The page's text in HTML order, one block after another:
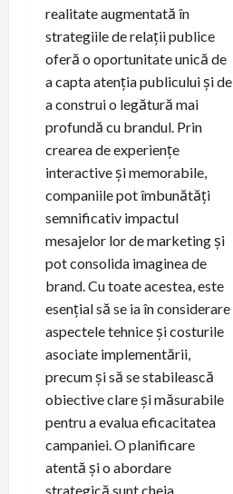
realitate augmentată în
strategiile de relații publice
oferă o oportunitate unică de
a capta atenția publicului și de
a construi o legătură mai
profundă cu brandul. Prin
crearea de experiențe
interactive și memorabile,
companiile pot îmbunătăți
semnificativ impactul
mesajelor lor de marketing și
pot consolida imaginea de
brand. Cu toate acestea, este
esențial să se ia în considerare
aspectele tehnice și costurile
asociate implementării,
precum și să se stabilească
obiective clare și măsurabile
pentru a evalua eficacitatea
campaniei. O planificare
atentă și o abordare
strategică sunt cheia